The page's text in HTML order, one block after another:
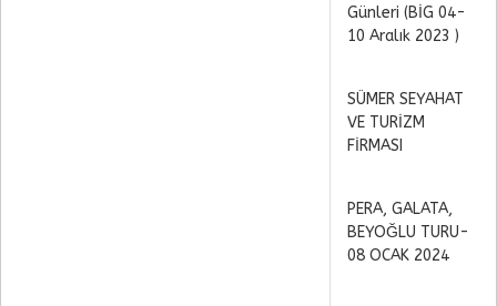
Günleri (BİG 04-
10 Aralık 2023 )
SÜMER SEYAHAT
VE TURİZM
FİRMASI
PERA, GALATA,
BEYOĞLU TURU-
08 OCAK 2024